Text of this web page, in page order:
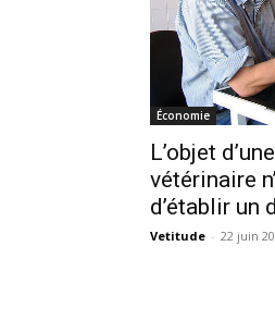
Économie
L’objet
vétérinaire
d’établir un
Vetitude - 22 juin